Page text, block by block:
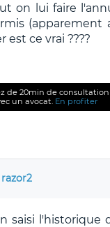
on lui faire
est ce vrai ????
de 20min de consultation
un avocat. En profiter
razor2
saisi l'historique